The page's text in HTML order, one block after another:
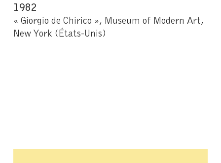
1982
« Giorgio de Chirico », Museum of Modern Art,
New York (États-Unis)